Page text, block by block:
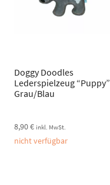
Doggy Doodles
Lederspielzeug “Puppy”
Grau/Blau
8,90€ inkl. MwSt.
nicht verfügbar